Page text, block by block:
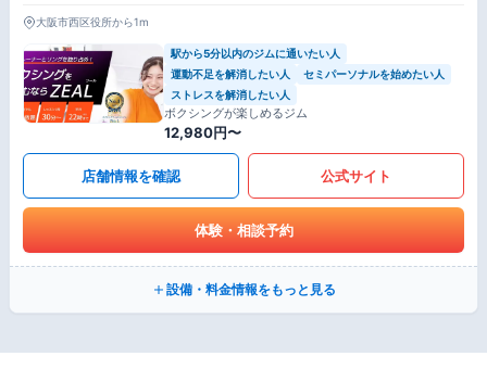
大阪市西区役所から1m
駅から5分以内のジムに通いたい人
運動不足を解消したい人
セミパーソナルを始めたい人
ストレスを解消したい人
ボクシングが楽しめるジム
12,980円〜
店舗情報を確認 公式サイト
体験・相談予約
設備・料金情報をもっと見る